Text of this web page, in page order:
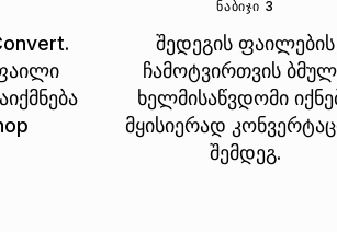
ᲜᲐᲑᲘᲯᲘ 3
შედეგის ფაილების
ჩამოტვირთვის
ხელმისაწვდომი
მყისიერად
შემდეგ.